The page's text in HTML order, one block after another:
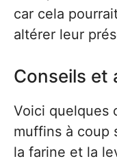
car cela
altérer leur
Conseils et
Voici quelques
muffins à coup
la farine et la